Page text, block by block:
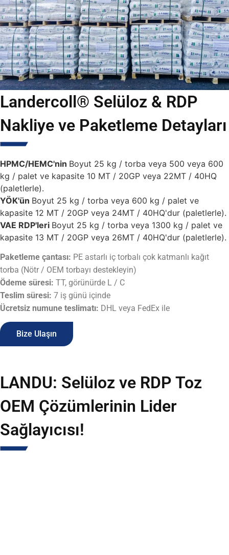
Landercoll® Selüloz & RDP
Nakliye ve Paketleme Detayları
HPMC/HEMC'nin Boyut 25 kg / torba veya 500 veya 600
kg / palet ve kapasite 10 MT / 20GP veya 22MT / 40HQ
(paletlerle).
YÖK'ün Boyut 25 kg / torba veya 600 kg / palet ve
kapasite 12 MT / 20GP veya 24MT / 40HQ'dur (paletlerle).
VAE RDP'leri Boyut 25 kg / torba veya 1300 kg / palet ve
kapasite 13 MT / 20GP veya 26MT / 40HQ'dur (paletlerle).
Paketleme çantası: PE astarlı iç torbalı çok katmanlı kağıt
torba (Nötr / OEM torbayı destekleyin)
Ödeme süresi: TT, görünürde L / C
Teslim süresi: 7 iş günü içinde
Ücretsiz numune teslimatı: DHL veya FedEx ile
Bize Ulaşın
LANDU: Selüloz ve RDP Toz
OEM Çözümlerinin Lider
Sağlayıcısı!